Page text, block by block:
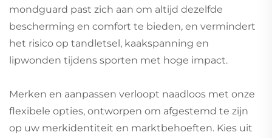
mondguard past zich aan om altijd dezelfde
bescherming en comfort te bieden, en vermindert
het risico op tandletsel, kaakspanning en
lipwonden tijdens sporten met hoge impact.
Merken en aanpassen verloopt naadloos met onze
flexibele opties, ontworpen om afgestemd te zijn
op uw merkidentiteit en marktbehoeften. Kies uit